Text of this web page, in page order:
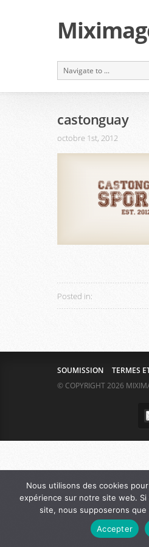
castonguay
octobre 1st, 2012
Posted in:
SOUMISSION
TERMES
© COPYRIGHT 2026
Nous utilisons des cookies
expérience sur notre site web.
site, nous supposerons
Accepter